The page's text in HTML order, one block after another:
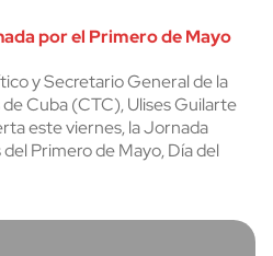
por el Primero de Mayo
y Secretario General de la
Cuba (CTC), Ulises Guilarte
este viernes, la Jornada
Primero de Mayo, Día del